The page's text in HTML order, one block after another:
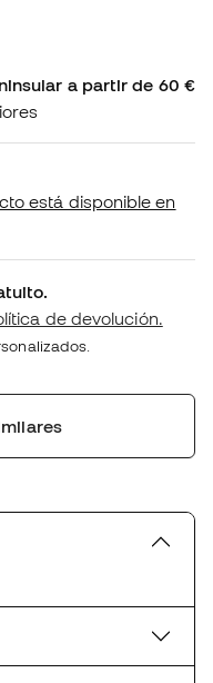
a partir de 60 €
está disponible en
de devolución.